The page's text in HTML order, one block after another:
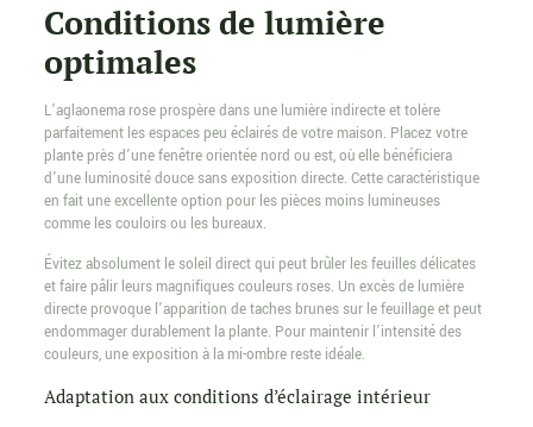
Conditions de lumière
optimales
L’aglaonema rose prospère dans une lumière indirecte et tolère
parfaitement les espaces peu éclairés de votre maison. Placez votre
plante près d’une fenêtre orientée nord ou est, où elle bénéficiera
d’une luminosité douce sans exposition directe. Cette caractéristique
en fait une excellente option pour les pièces moins lumineuses
comme les couloirs ou les bureaux.
Évitez absolument le soleil direct qui peut brûler les feuilles délicates
et faire pâlir leurs magnifiques couleurs roses. Un excès de lumière
directe provoque l’apparition de taches brunes sur le feuillage et peut
endommager durablement la plante. Pour maintenir l’intensité des
couleurs, une exposition à la mi-ombre reste idéale.
Adaptation aux conditions d’éclairage intérieur